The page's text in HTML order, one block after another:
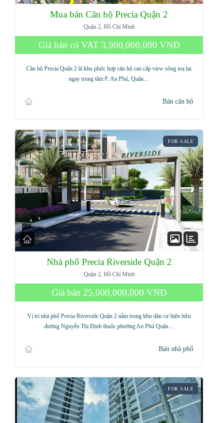
Mua bán Căn hộ Precia Quận 2
Quận 2, Hồ Chí Minh
Giá bán có VAT 3,900,000,000 VNĐ
Căn hộ Precia Quận 2 là khu phức hợp căn hộ cao cấp view sông toạ lạc
ngay trung tâm P. An Phú, Quận…
Bán căn hộ
FOR SALE
Nhà phố Precia Riverside Quận 2
Quận 2, Hồ Chí Minh
Giá bán 25,000,000,000 VNĐ
Vị trí nhà phố Precia Riverside Quận 2 nằm trong khu dân cư hiện hữu
đường Nguyễn Thị Định thuộc phường An Phú Quận…
Bán nhà phố
FOR SALE